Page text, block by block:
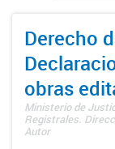
Derecho
obras
Ministerio de
Registrales.
Autor